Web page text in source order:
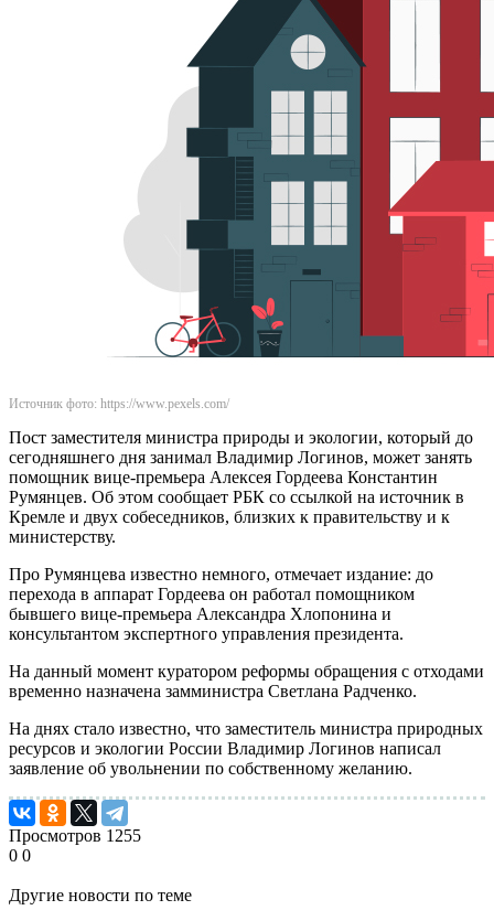
Источник фото: https://www.pexels.com/
Пост заместителя министра природы и экологии, который до
сегодняшнего дня занимал Владимир Логинов, может занять
помощник вице-премьера Алексея Гордеева Константин
Румянцев. Об этом сообщает РБК со ссылкой на источник в
Кремле и двух собеседников, близких к правительству и к
министерству.
Про Румянцева известно немного, отмечает издание: до
перехода в аппарат Гордеева он работал помощником
бывшего вице-премьера Александра Хлопонина и
консультантом экспертного управления президента.
На данный момент куратором реформы обращения с отходами
временно назначена замминистра Светлана Радченко.
На днях стало известно, что заместитель министра природных
ресурсов и экологии России Владимир Логинов написал
заявление об увольнении по собственному желанию.
Просмотров 1255
0 0
Другие новости по теме